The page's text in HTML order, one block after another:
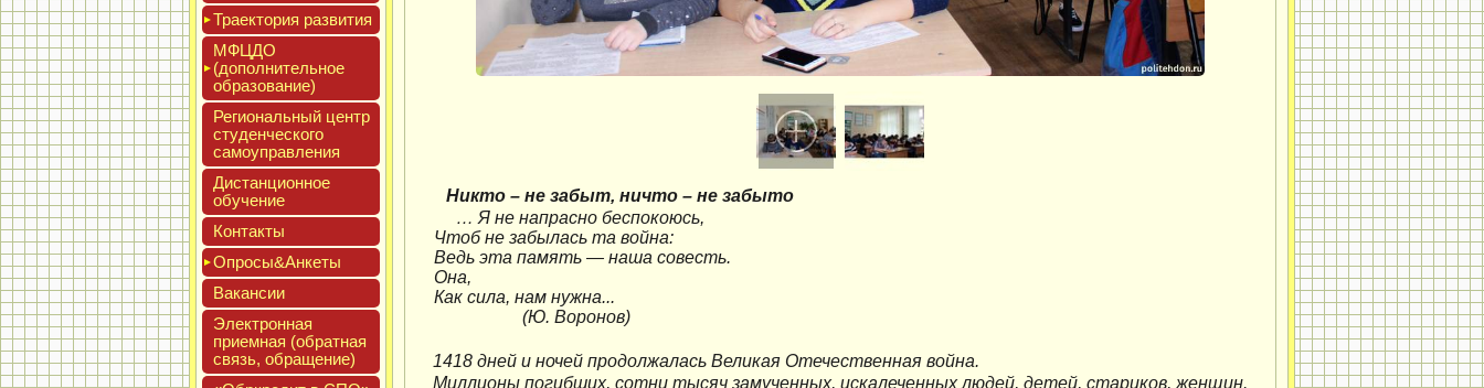
Тра­ек­то­рия раз­ви­тия
МФЦДО
(до­пол­ни­тель­ное
об­ра­зова­ние)
Реги­ональ­ный центр
сту­ден­ческо­го
са­мо­уп­равле­ния
Дис­танци­он­ное
обу­чение
Кон­такты
Опро­сы&Анке­ты
Вакан­сии
Элек­трон­ная
при­ем­ная (об­ратная
связь, об­ра­щение)
Никто – не забыт, ничто – не забыто
… Я не напрасно беспокоюсь,
Чтоб не забылась та война:
Ведь эта память — наша совесть.
Она,
Как сила, нам нужна...
(Ю. Воронов)
1418 дней и ночей продолжалась Великая Отечественная война.
Миллионы погибших, сотни тысяч замученных, искалеченных людей, детей, стариков, женщин.